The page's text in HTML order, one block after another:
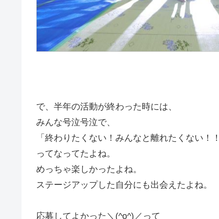
で、半年の活動が終わった時には、
みんな号泣号泣で、
「終わりたくない！みんなと離れたくない！
ってなってたよね。
めっちゃ楽しかったよね。
ステージアップした自分にも出会えたよね。
応募してよかった＼(^o^)／って